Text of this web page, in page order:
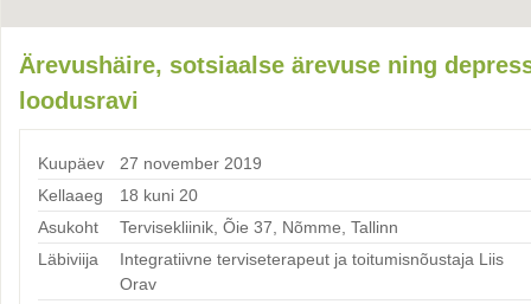
Ärevushäire, sotsiaalse ärevuse ning
loodusravi
Kuupäev
27 november 2019
Kellaaeg
18 kuni 20
Asukoht
Tervisekliinik, Õie 37, Nõmme, Tallinn
Läbiviija
Integratiivne terviseterapeut ja toitumisnõustaja Liis
Orav